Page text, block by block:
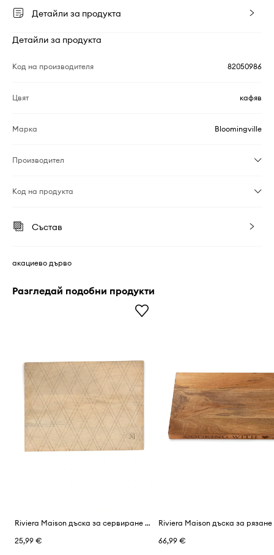
Детайли за продукта
Детайли за продукта
Код на производителя 82050986
Цвят кафяв
Марка Bloomingville
Производител
Код на продукта
Състав
акациево дърво
Разгледай подобни продукти
Riviera Maison дъска за сервиране от мангово дърво 40 x 30 x 1,5 cm
25,99 €
66,99 €